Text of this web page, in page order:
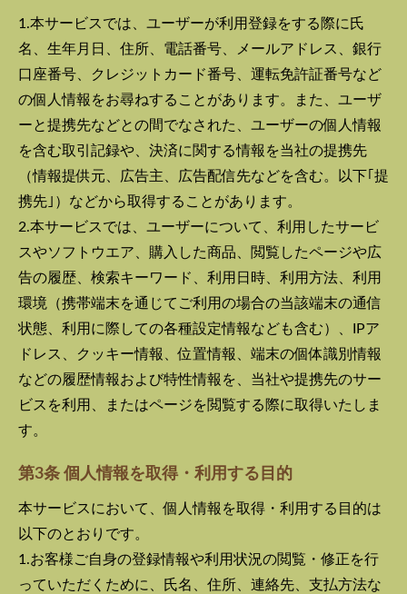
1.本サービスでは、ユーザーが利用登録をする際に氏
名、生年月日、住所、電話番号、メールアドレス、銀行
口座番号、クレジットカード番号、運転免許証番号など
の個人情報をお尋ねすることがあります。また、ユーザ
ーと提携先などとの間でなされた、ユーザーの個人情報
を含む取引記録や、決済に関する情報を当社の提携先
（情報提供元、広告主、広告配信先などを含む。以下｢提
携先｣）などから取得することがあります。
2.本サービスでは、ユーザーについて、利用したサービ
スやソフトウエア、購入した商品、閲覧したページや広
告の履歴、検索キーワード、利用日時、利用方法、利用
環境（携帯端末を通じてご利用の場合の当該端末の通信
状態、利用に際しての各種設定情報なども含む）、IPア
ドレス、クッキー情報、位置情報、端末の個体識別情報
などの履歴情報および特性情報を、当社や提携先のサー
ビスを利用、またはページを閲覧する際に取得いたしま
す。
第3条 個人情報を取得・利用する目的
本サービスにおいて、個人情報を取得・利用する目的は
以下のとおりです。
1.お客様ご自身の登録情報や利用状況の閲覧・修正を行
っていただくために、氏名、住所、連絡先、支払方法な